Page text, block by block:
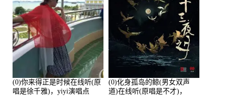
(0)你来得正是时候在线听(原
唱是徐千雅)，yiyi演唱点
(0)化身孤岛的鲸(男女双声
道)在线听(原唱是不才)，